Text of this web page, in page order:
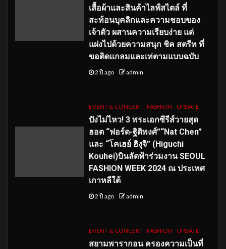
เสื้อผ้าและสินค้าไลฟ์สไตล์ ที่
สะท้อนบุคลิกและความชอบของ
เจ้าตัว ผสานความเรียบง่าย แต่
แฝงไปด้วยความสนุก ชิค สตรีท ที่
ขอติดแกลมและเท่ตามแบบฉบับ
2 ปี ago admin
EVENT & CONCERT FASHION UPDATE
ปังไม่ไหว! 3 พระเอกซีรีส์วายสุด
ฮอต “ฟอร์ด-ฐิติพงศ์”“Nat Chen”
และ “โคเฮย์ ฮิงุจิ” (Higuchi
Kouhei)บินลัดฟ้าร่วมงาน SEOUL
FASHION WEEK 2024 ณ ประเทศ
เกาหลีใต้
2 ปี ago admin
EVENT & CONCERT FASHION UPDATE
สยามพารากอน ครองความเป็นที่